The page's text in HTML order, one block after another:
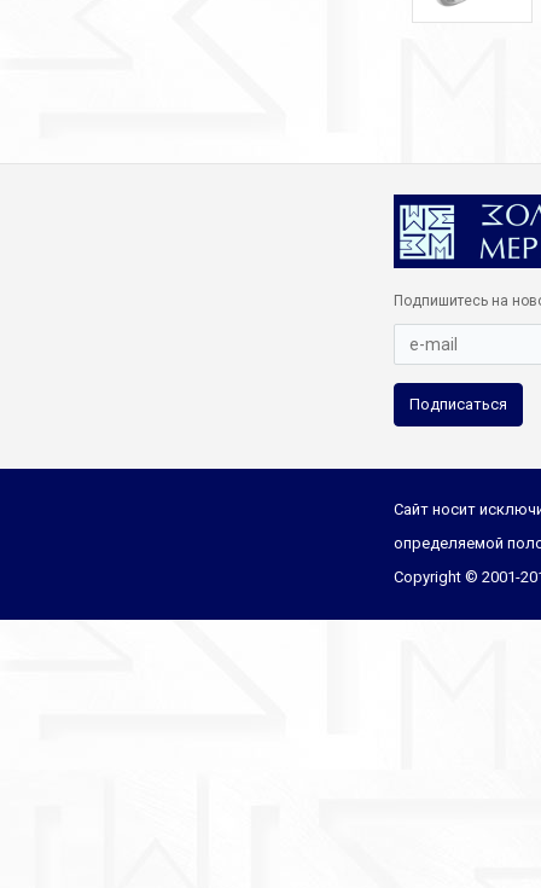
Подпишитесь на
Подписаться
Сайт носит
определяемой
Copyright © 2001-